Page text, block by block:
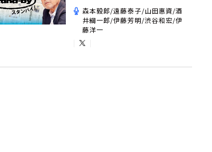
森本毅郎/遠藤泰子/山田惠資/酒
井綱一郎/伊藤芳明/渋谷和宏/伊
藤洋一